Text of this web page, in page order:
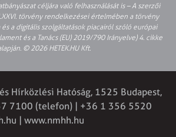
céljára való felhasználását is – A szerzői
törvény rendelkezései értelmében a törvény
és a digitális szolgáltatások piacairól szóló európai
és a Tanács (EU) 2019/790 Irányelve) 4. cikke
© 2026 HETEK.HU Kft.
Hírközlési Hatóság, 1525 Budapest,
7100 (telefon) | +36 1 356 5520
| www.nmhh.hu